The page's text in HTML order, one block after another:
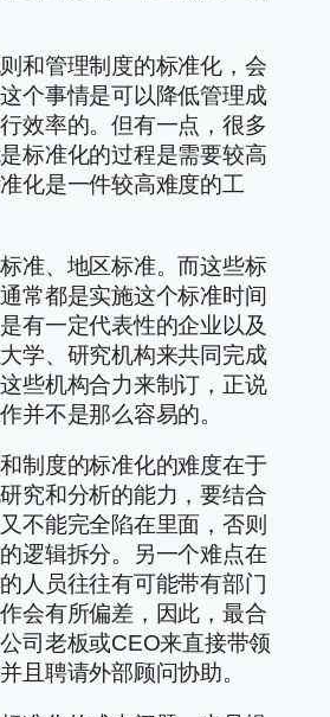
和管理制度的标准化，会
个事情是可以降低管理成
效率的。但有一点，很多
标准化的过程是需要较高
化是一件较高难度的工
准、地区标准。而这些标
常都是实施这个标准时间
有一定代表性的企业以及
学、研究机构来共同完成
些机构合力来制订，正说
并不是那么容易的。
制度的标准化的难度在于
究和分析的能力，要结合
不能完全陷在里面，否则
逻辑拆分。另一个难点在
人员往往有可能带有部门
会有所偏差，因此，最合
司老板或CEO来直接带领
且聘请外部顾问协助。